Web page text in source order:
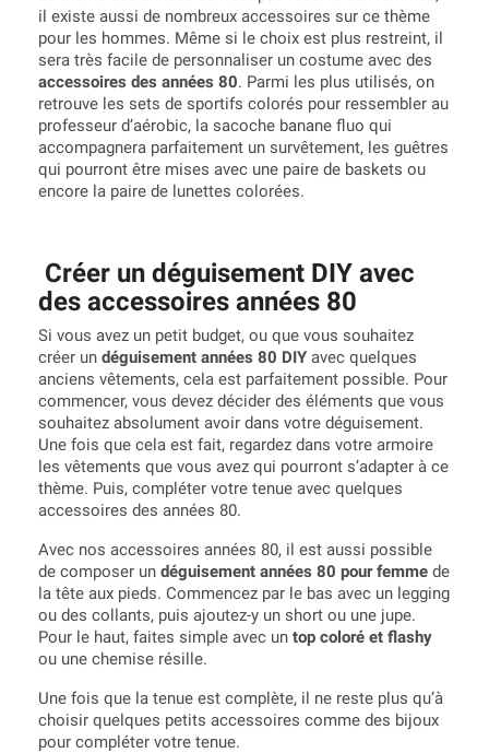
il existe aussi de nombreux accessoires sur ce thème
pour les hommes. Même si le choix est plus restreint, il
sera très facile de personnaliser un costume avec des
accessoires des années 80. Parmi les plus utilisés, on
retrouve les sets de sportifs colorés pour ressembler au
professeur d’aérobic, la sacoche banane fluo qui
accompagnera parfaitement un survêtement, les guêtres
qui pourront être mises avec une paire de baskets ou
encore la paire de lunettes colorées.
Créer un déguisement DIY avec
des accessoires années 80
Si vous avez un petit budget, ou que vous souhaitez
créer un déguisement années 80 DIY avec quelques
anciens vêtements, cela est parfaitement possible. Pour
commencer, vous devez décider des éléments que vous
souhaitez absolument avoir dans votre déguisement.
Une fois que cela est fait, regardez dans votre armoire
les vêtements que vous avez qui pourront s’adapter à ce
thème. Puis, compléter votre tenue avec quelques
accessoires des années 80.
Avec nos accessoires années 80, il est aussi possible
de composer un déguisement années 80 pour femme de
la tête aux pieds. Commencez par le bas avec un legging
ou des collants, puis ajoutez-y un short ou une jupe.
Pour le haut, faites simple avec un top coloré et flashy
ou une chemise résille.
Une fois que la tenue est complète, il ne reste plus qu’à
choisir quelques petits accessoires comme des bijoux
pour compléter votre tenue.